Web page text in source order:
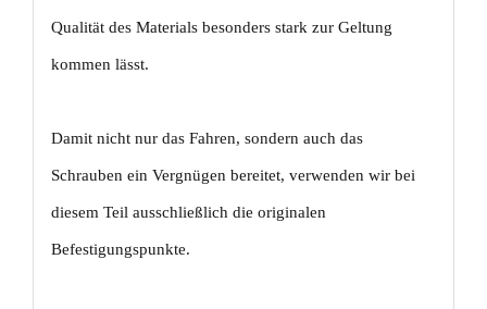
Qualität des Materials besonders stark zur Geltung
kommen lässt.
Damit nicht nur das Fahren, sondern auch das
Schrauben ein Vergnügen bereitet, verwenden wir bei
diesem Teil ausschließlich die originalen
Befestigungspunkte.